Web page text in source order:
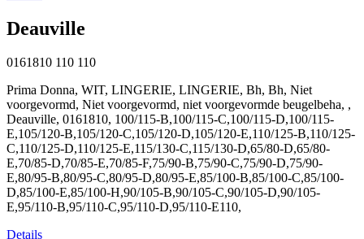
Deauville
0161810 110 110
Prima Donna, WIT, LINGERIE, LINGERIE, Bh, Bh, Niet
voorgevormd, Niet voorgevormd, niet voorgevormde beugelbeha, ,
Deauville, 0161810, 100/115-B,100/115-C,100/115-D,100/115-
E,105/120-B,105/120-C,105/120-D,105/120-E,110/125-B,110/125-
C,110/125-D,110/125-E,115/130-C,115/130-D,65/80-D,65/80-
E,70/85-D,70/85-E,70/85-F,75/90-B,75/90-C,75/90-D,75/90-
E,80/95-B,80/95-C,80/95-D,80/95-E,85/100-B,85/100-C,85/100-
D,85/100-E,85/100-H,90/105-B,90/105-C,90/105-D,90/105-
E,95/110-B,95/110-C,95/110-D,95/110-E110,
Details